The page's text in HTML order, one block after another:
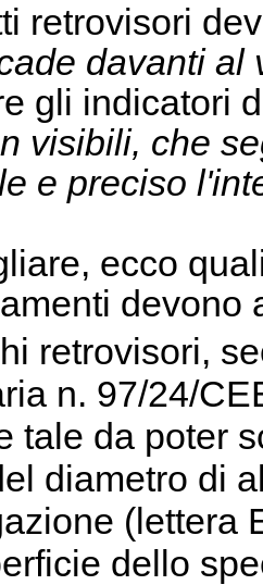
retrovisori
davanti al
gli indicatori
visibili, che
e preciso
ecco
devono
retrovisori,
n. 97/24/
tale da poter
diametro di
(lettera
dello